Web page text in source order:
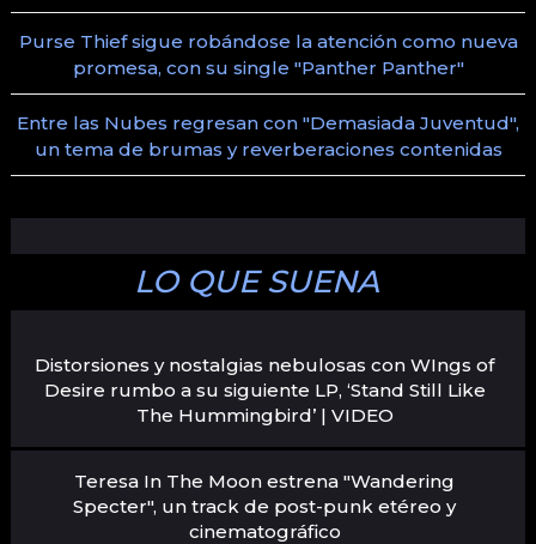
Purse Thief sigue robándose la atención como nueva
promesa, con su single "Panther Panther"
Entre las Nubes regresan con "Demasiada Juventud",
un tema de brumas y reverberaciones contenidas
LO QUE SUENA
Distorsiones y nostalgias nebulosas con WIngs of
Desire rumbo a su siguiente LP, ‘Stand Still Like
The Hummingbird’ | VIDEO
Teresa In The Moon estrena "Wandering
Specter", un track de post-punk etéreo y
cinematográfico